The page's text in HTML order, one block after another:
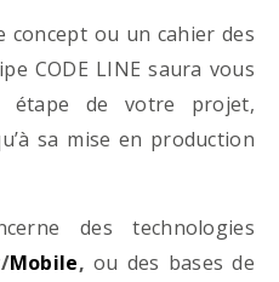
concept ou un cahier des
CODE LINE saura vous
étape de votre projet,
sa mise en production
des technologies
/Mobile, ou des bases de